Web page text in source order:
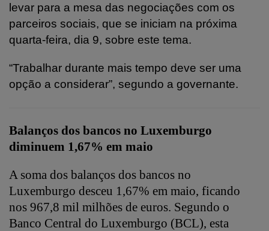
levar para a mesa das negociações com os
parceiros sociais, que se iniciam na próxima
quarta-feira, dia 9, sobre este tema.
“Trabalhar durante mais tempo deve ser uma
opção a considerar”, segundo a governante.
Balanços dos bancos no Luxemburgo
diminuem 1,67% em maio
A soma dos balanços dos bancos no
Luxemburgo desceu 1,67% em maio, ficando
nos 967,8 mil milhões de euros. Segundo o
Banco Central do Luxemburgo (BCL), esta